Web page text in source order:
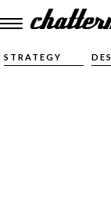
STRATEGY